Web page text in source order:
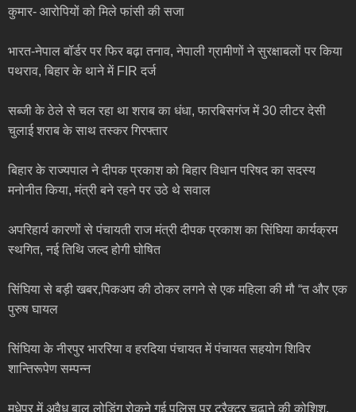
कुमार- आरोपियों को मिले फांसी की सजा
भारत-नेपाल बॉर्डर पर फिर बढ़ा तनाव, नेपाली ग्रामीणों ने सुरक्षाबलों पर किया
पथराव, बिहार के थाने में FIR दर्ज
सब्जी के ठेले से चल रहा था शराब का धंधा, फारबिसगंज में 30 लीटर देसी
चुलाई शराब के साथ तस्कर गिरफ्तार
बिहार के राज्यपाल ने दीपक प्रकाश को बिहार विधान परिषद का सदस्य
मनोनीत किया, मंत्री बने रहने पर उठे थे सवाल
अपरिहार्य कारणों से पंचायती राज मंत्री दीपक प्रकाश का सिंघिया कार्यक्रम
स्थगित, नई तिथि जल्द होगी घोषित
सिंघिया से बड़ी खबर,पिकअप की ठोकर लगने से एक महिला की मौ “त और एक
पुरुष घायल
सिंघिया के नीरपुर भाररिया व हरदिया पंचायत में पंचायत सहयोग शिविर
शान्तिरूपेण सम्पन्न
मधेपुर में अवैध बालू लोडिंग रोकने गई पुलिस पर ट्रैक्टर चढ़ाने की कोशिश,